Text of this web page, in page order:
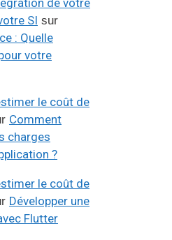
de votre
SI sur
: Quelle
votre
le coût de
Comment
charges
?
le coût de
Développer une
Flutter